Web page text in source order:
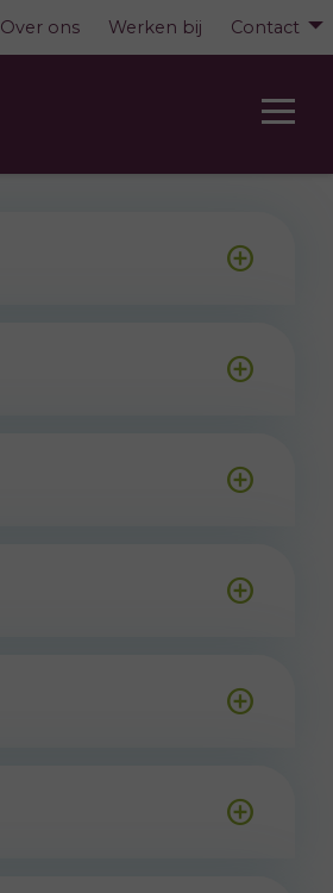
Over ons Werken bij Contact